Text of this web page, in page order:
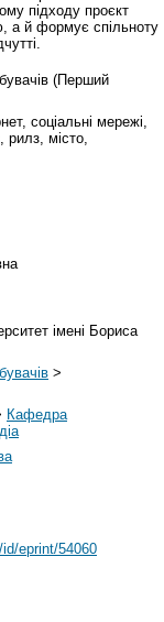
підходу проєкт
а й формує спільноту
(Перший
соціальні мережі,
рилз, місто,
імені Бориса
>
Кафедра
eprint/54060